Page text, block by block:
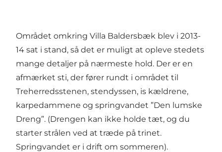
Området omkring Villa Baldersbæk blev i 2013-
14 sat i stand, så det er muligt at opleve stedets
mange detaljer på nærmeste hold. Der er en
afmærket sti, der fører rundt i området til
Treherredsstenen, stendyssen, is kældrene,
karpedammene og springvandet ”Den lumske
Dreng”. (Drengen kan ikke holde tæt, og du
starter strålen ved at træde på trinet.
Springvandet er i drift om sommeren).